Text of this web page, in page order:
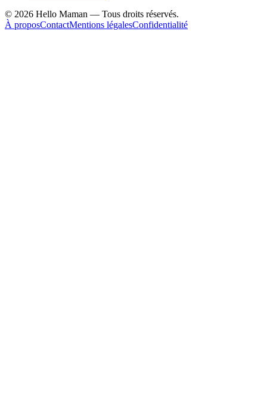
© 2026 Hello Maman — Tous droits réservés.
À proposContactMentions légalesConfidentialité